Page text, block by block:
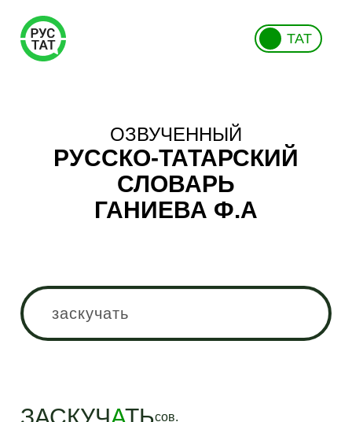
ТАТ
ОЗВУЧЕННЫЙ
РУССКО-ТАТАРСКИЙ
СЛОВАРЬ
ГАНИЕВА Ф.А
сов.